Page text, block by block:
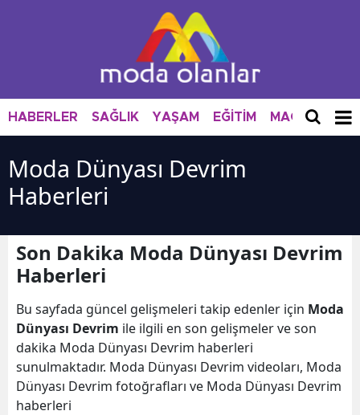
HABERLER SAĞLIK YAŞAM EĞİTİM MAGAZİN
Moda Dünyası Devrim
Haberleri
Son Dakika Moda Dünyası Devrim
Haberleri
Bu sayfada güncel gelişmeleri takip edenler için Moda
Dünyası Devrim ile ilgili en son gelişmeler ve son
dakika Moda Dünyası Devrim haberleri
sunulmaktadır. Moda Dünyası Devrim videoları, Moda
Dünyası Devrim fotoğrafları ve Moda Dünyası Devrim
haberleri